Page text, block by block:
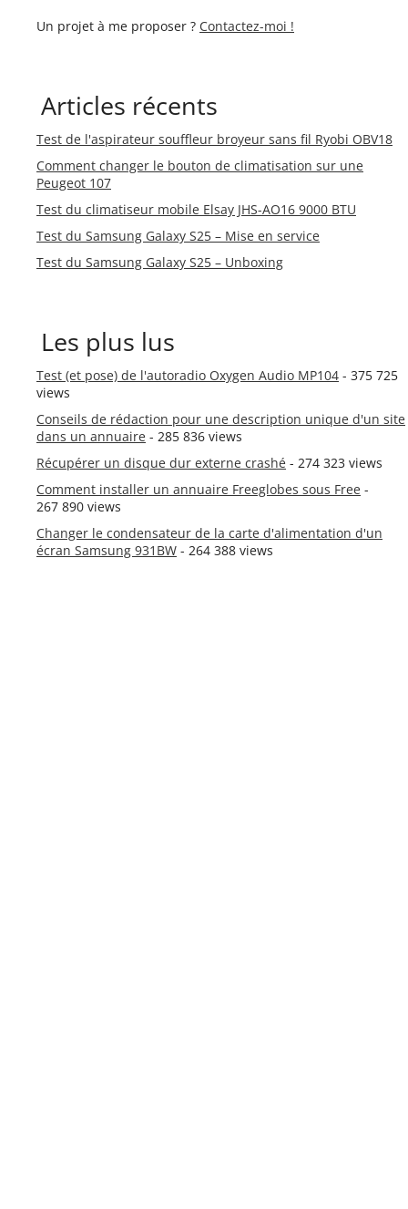
Un projet à me proposer ? Contactez-moi !
Articles récents
Test de l'aspirateur souffleur broyeur sans fil Ryobi OBV18
Comment changer le bouton de climatisation sur une
Peugeot 107
Test du climatiseur mobile Elsay JHS-AO16 9000 BTU
Test du Samsung Galaxy S25 – Mise en service
Test du Samsung Galaxy S25 – Unboxing
Les plus lus
Test (et pose) de l'autoradio Oxygen Audio MP104 - 375 725
views
Conseils de rédaction pour une description unique d'un site
dans un annuaire - 285 836 views
Récupérer un disque dur externe crashé - 274 323 views
Comment installer un annuaire Freeglobes sous Free -
267 890 views
Changer le condensateur de la carte d'alimentation d'un
écran Samsung 931BW - 264 388 views